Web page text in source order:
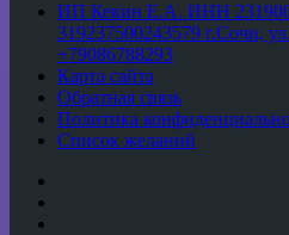
ИП Кекин Е.А. ИНН
319237500243579 г.Сочи,
+79086788293
Карта сайта
Обратная связь
Политика
Список желаний